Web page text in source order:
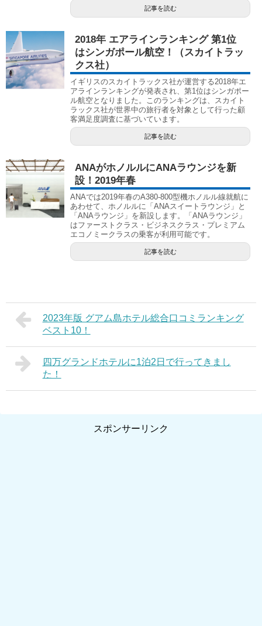
記事を読む
2018年 エアラインランキング 第1位
はシンガポール航空！（スカイトラッ
クス社）
イギリスのスカイトラックス社が運営する2018年エ
アラインランキングが発表され、第1位はシンガポー
ル航空となりました。このランキングは、スカイト
ラックス社が世界中の旅行者を対象として行った顧
客満足度調査に基づいています。
記事を読む
ANAがホノルルにANAラウンジを新
設！2019年春
ANAでは2019年春のA380-800型機ホノルル線就航に
あわせて、ホノルルに「ANAスイートラウンジ」と
「ANAラウンジ」を新設します。「ANAラウンジ」
はファーストクラス・ビジネスクラス・プレミアム
エコノミークラスの乗客が利用可能です。
記事を読む
2023年版 グアム島ホテル総合口コミランキング
ベスト10！
四万グランドホテルに1泊2日で行ってきまし
た！
スポンサーリンク